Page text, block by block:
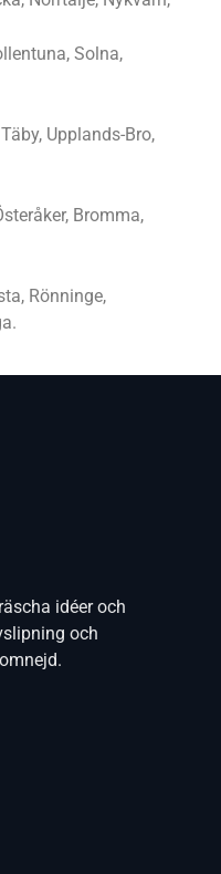
Solna,
Upplands-Bro,
Bromma,
Rönninge,
idéer och
och